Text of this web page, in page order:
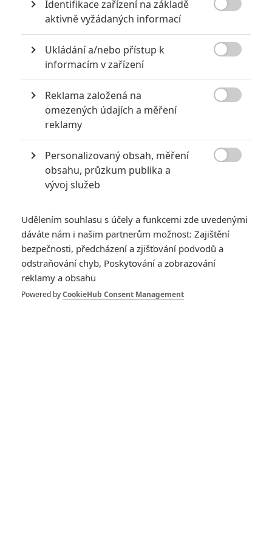
POSLEDNÍ KOMENTOVANÉ
3 ČLÁNEK | 01.08.2026 16:40
Marvel nečekaně zrušil již schválené pokračování
433FILM | 01.08.2026 07:11
拆彈專家
ČLÁNEK | 30.07.2026 20:14
Děti krve a kostí: Regulérní trailer představuje akční fantasy
dobrodružství s vůní Afriky
ČLÁNEK | 30.07.2026 12:31
Spider-Man: Zbrusu nový den – Podle recenzí máme čekat
1ČLÁNEK | 30.07.2026 03:42
Velké preview: Odyssea - seznamte se s maximálně nabitým
obsazením
Identifikace zařízení na základě
aktivně vyžádaných informací
Ukládání a/nebo přístup k
informacím v zařízení
Reklama založená na
omezených údajích a měření
reklamy
Personalizovaný obsah, měření
obsahu, průzkum publika a
vývoj služeb
Udělením souhlasu s účely a funkcemi zde uvedenými
dáváte nám i našim partnerům možnost: Zajištění
bezpečnosti, předcházení a zjišťování podvodů a
odstraňování chyb, Poskytování a zobrazování
reklamy a obsahu
Powered byCookieHub Consent Management